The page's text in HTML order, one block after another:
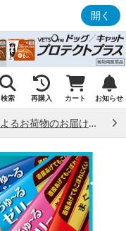
開く
検索 再購入 カート お知らせ
熊本県熊本地方で発生した地震によるお荷物のお届け状況について （7/28）